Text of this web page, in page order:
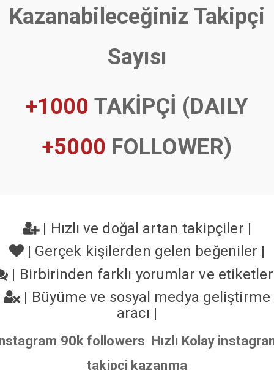
Kazanabileceğiniz Takipçi
Sayısı
+1000 TAKİPÇİ (DAILY
+5000 FOLLOWER)
| Hızlı ve doğal artan takipçiler |
| Gerçek kişilerden gelen beğeniler |
| Birbirinden farklı yorumlar ve
| Büyüme ve sosyal medya geliştirme
aracı |
90k followers Hızlı Kolay
takipçi kazanma